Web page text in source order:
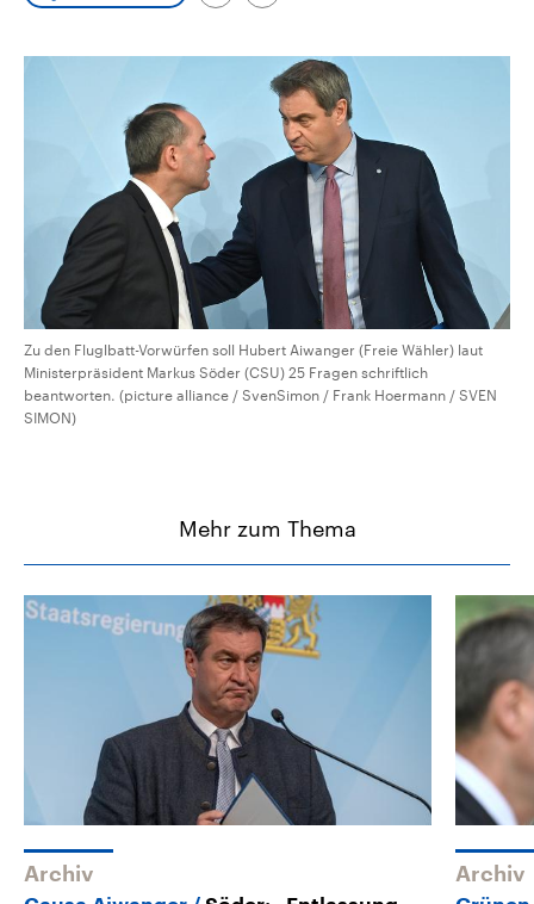
Zu den Fluglbatt-Vorwürfen soll Hubert Aiwanger (Freie Wähler) laut
Ministerpräsident Markus Söder (CSU) 25 Fragen schriftlich
beantworten. (picture alliance / SvenSimon / Frank Hoermann / SVEN
SIMON)
Mehr zum Thema
Archiv Archiv